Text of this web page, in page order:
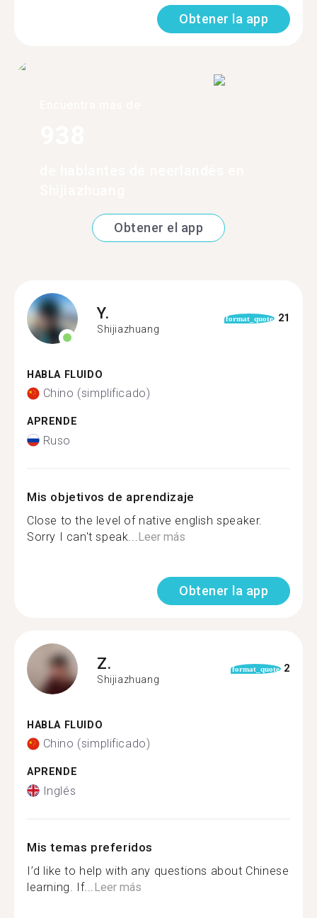
Obtener la app
Obtener el app
Y.
Shijiazhuang
format_quote 21
HABLA FLUIDO
Chino (simplificado)
APRENDE
Ruso
Mis objetivos de aprendizaje
Close to the level of native english speaker.
Sorry I can't speak... Leer más
Obtener la app
Z.
Shijiazhuang
format_quote 2
HABLA FLUIDO
Chino (simplificado)
APRENDE
Inglés
Mis temas preferidos
I’d like to help with any questions about Chinese
learning. If... Leer más